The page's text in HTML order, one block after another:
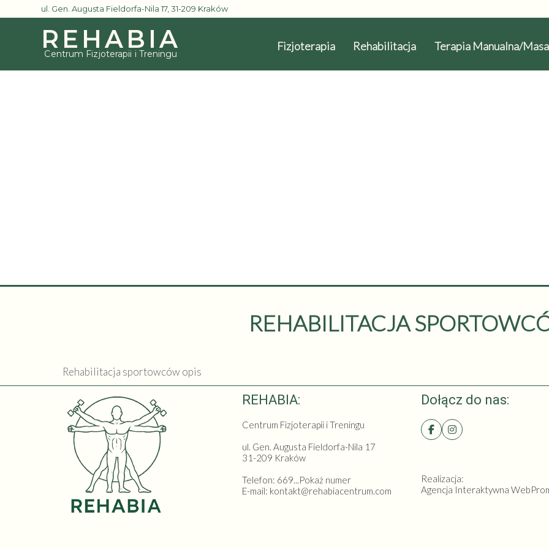
ul. Gen. Augusta Fieldorfa-Nila 17, 31-209 Kraków
REHABIA
Centrum Fizjoterapii i Treningu
Fizjoterapia Rehabilitacja Terapia Manualna/
REHABILITACJA
Rehabilitacja sportowców opis
REHABIA:
Centrum Fizjoterapii i Treningu
ul. Gen. Augusta Fieldorfa-Nila 17
31-209 Kraków
Telefon: 669...Pokaż numer
E-mail: kontakt@rehabiacentrum.com
Dołącz do nas:
Realizacja:
Agencja Interaktywna